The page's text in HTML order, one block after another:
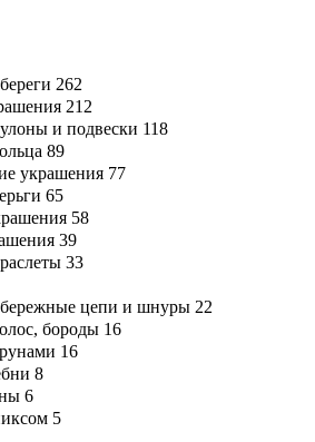
262
212
и подвески 118
89
украшения 77
65
58
39
33
цепи и шнуры 22
бороды 16
16
8
6
5